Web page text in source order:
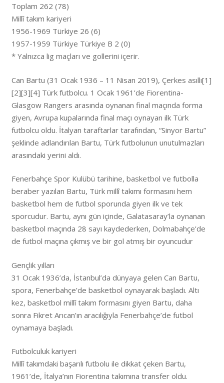
Toplam 262 (78)
Millî takım kariyeri
1956-1969 Türkiye 26 (6)
1957-1959 Türkiye Türkiye B 2 (0)
* Yalnızca lig maçları ve gollerini içerir.
Can Bartu (31 Ocak 1936 – 11 Nisan 2019), Çerkes asıllı[1]
[2][3][4] Türk futbolcu. 1 Ocak 1961’de Fiorentina-
Glasgow Rangers arasında oynanan final maçında forma
giyen, Avrupa kupalarında final maçı oynayan ilk Türk
futbolcu oldu. İtalyan taraftarlar tarafından, “Sinyor Bartu”
şeklinde adlandırılan Bartu, Türk futbolunun unutulmazları
arasındaki yerini aldı.
Fenerbahçe Spor Kulübü tarihine, basketbol ve futbolla
beraber yazılan Bartu, Türk millî takımı formasını hem
basketbol hem de futbol sporunda giyen ilk ve tek
sporcudur. Bartu, aynı gün içinde, Galatasaray’la oynanan
basketbol maçında 28 sayı kaydederken, Dolmabahçe’de
de futbol maçına çıkmış ve bir gol atmış bir oyuncudur
Gençlik yılları
31 Ocak 1936’da, İstanbul’da dünyaya gelen Can Bartu,
spora, Fenerbahçe’de basketbol oynayarak başladı. Altı
kez, basketbol millî takım formasını giyen Bartu, daha
sonra Fikret Arıcan’ın aracılığıyla Fenerbahçe’de futbol
oynamaya başladı.
Futbolculuk kariyeri
Millî takımdaki başarılı futbolu ile dikkat çeken Bartu,
1961’de, İtalya’nın Fiorentina takımına transfer oldu.